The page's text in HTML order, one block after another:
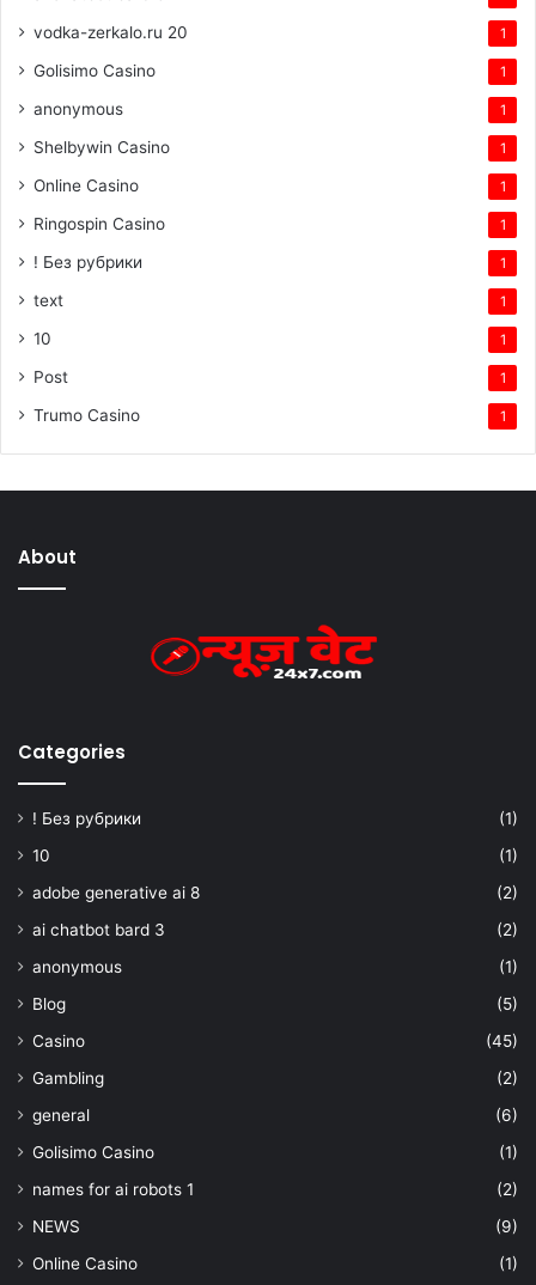
vodka-zerkalo.ru 20 1
Golisimo Casino 1
anonymous 1
Shelbywin Casino 1
Online Casino 1
Ringospin Casino 1
! Без рубрики 1
text 1
10 1
Post 1
Trumo Casino 1
About
Categories
! Без рубрики
(1)
10
(1)
adobe generative ai 8
(2)
ai chatbot bard 3
(2)
anonymous
(1)
Blog
(5)
Casino
(45)
Gambling
(2)
general
(6)
Golisimo Casino
(1)
names for ai robots 1
(2)
NEWS
(9)
Online Casino
(1)